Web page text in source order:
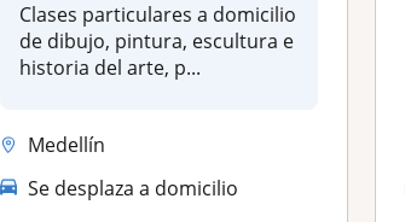
Clases particulares a domicilio
de dibujo, pintura, escultura e
historia del arte, p...
Medellín
Se desplaza a domicilio